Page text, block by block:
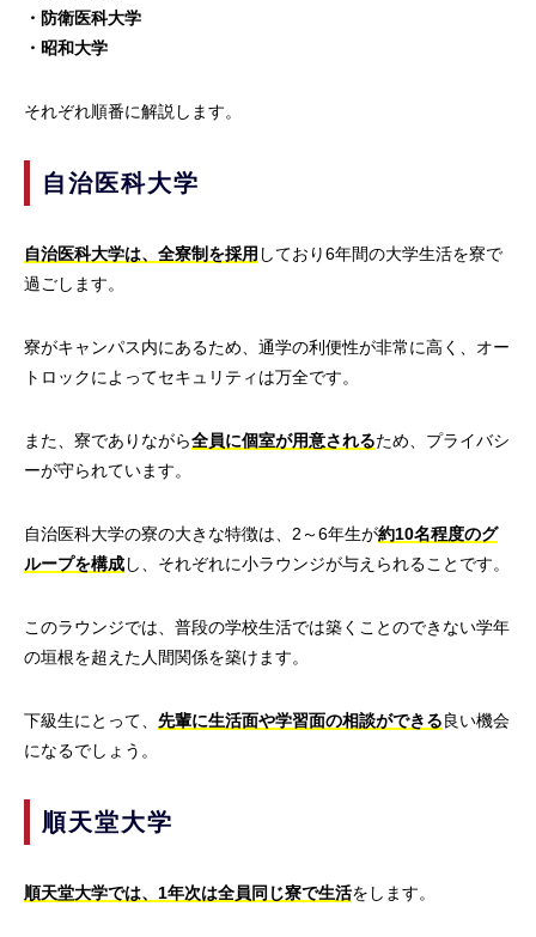
・防衛医科大学
・昭和大学
それぞれ順番に解説します。
自治医科大学
自治医科大学は、全寮制を採用 しており6年間の大学生活を寮で
過ごします。
寮がキャンパス内にあるため、通学の利便性が非常に高く、オー
トロックによってセキュリティは万全です。
また、寮でありながら全員に個室が用意されるため、プライバシ
ーが守られています。
自治医科大学の寮の大きな特徴は、2～6年生が約10名程度のグ
ループを構成し、それぞれに小ラウンジが与えられることです。
このラウンジでは、普段の学校生活では築くことのできない学年
の垣根を超えた人間関係を築けます。
下級生にとって、 先輩に生活面や学習面の相談ができる良い機会
になるでしょう。
順天堂大学
順天堂大学では、1年次は全員同じ寮で生活をします。